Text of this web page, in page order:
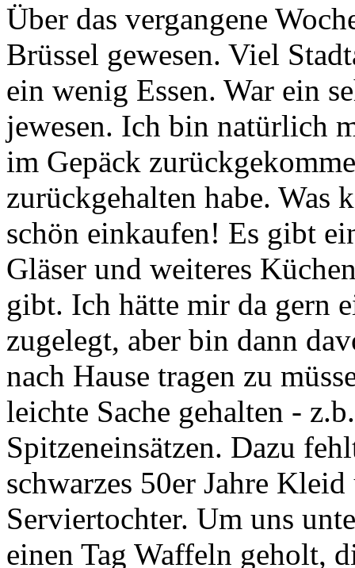
Über das vergangene
Brüssel gewesen. Viel
ein wenig Essen. War ein
jewesen. Ich bin natürlich
im Gepäck
zurückgehalten habe. Was
schön einkaufen! Es gibt
Gläser und weiteres
gibt. Ich hätte mir da gern
zugelegt, aber bin dann
nach Hause tragen zu
leichte Sache gehalten -
Spitzeneinsätzen. Dazu
schwarzes 50er Jahre
Serviertochter. Um uns
einen Tag Waffeln geholt,